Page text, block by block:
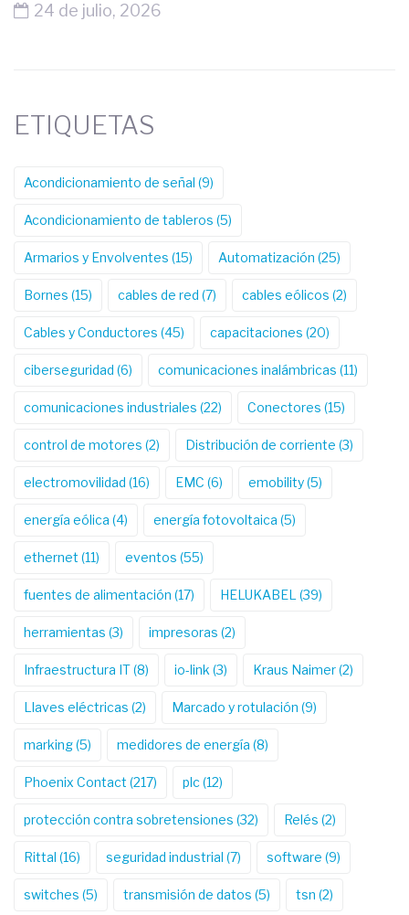
24 de julio, 2026
ETIQUETAS
Acondicionamiento de señal (9)
Acondicionamiento de tableros (5)
Armarios y Envolventes (15) Automatización (25)
Bornes (15) cables de red (7) cables eólicos (2)
Cables y Conductores (45) capacitaciones (20)
ciberseguridad (6) comunicaciones inalámbricas (11)
comunicaciones industriales (22) Conectores (15)
control de motores (2) Distribución de corriente (3)
electromovilidad (16) EMC (6) emobility(5)
energía eólica (4) energía fotovoltaica (5)
ethernet (11) eventos (55)
fuentes de alimentación (17) HELUKABEL (39)
herramientas (3) impresoras (2)
Infraestructura IT(8) io-link (3) Kraus Naimer(2)
Llaves eléctricas (2) Marcado y rotulación (9)
marking(5) medidores de energía (8)
Phoenix Contact (217) plc(12)
protección contra sobretensiones (32) Relés (2)
Rittal (16) seguridad industrial (7) software (9)
switches (5) transmisión de datos (5) tsn (2)